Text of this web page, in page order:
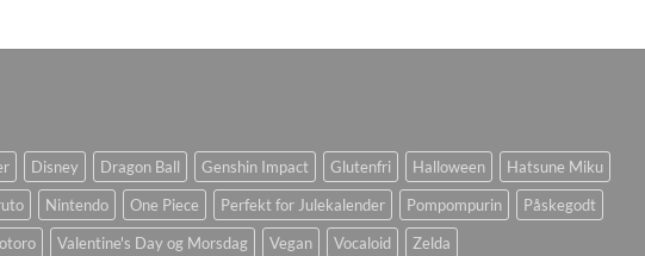
Disney Dragon Ball Genshin Impact Glutenfri Halloween
Hatsune Miku
Nintendo One Piece Perfekt for Julekalender Pompompurin
Påskegodt
Valentine's Day og Morsdag Vegan Vocaloid Zelda